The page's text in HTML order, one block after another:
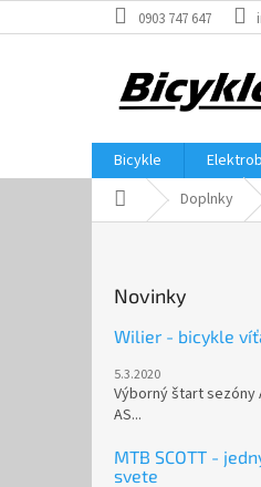
na
0903 747 647
Bicykle
DomovDoplnky
Novinky
Wilier - bicykle
5.3.2020
Výborný štart sezóny
AS...
MTB SCOTT -
svete